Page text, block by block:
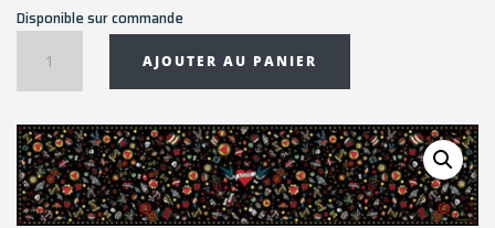
Disponible sur commande
Chemin
table
TATTOO
NOIR
-
AJOUTER AU PANIER